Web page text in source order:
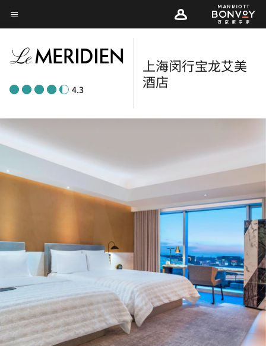
Skip
to
content
菜单文本
4.3
上海闵行宝龙艾美
酒店